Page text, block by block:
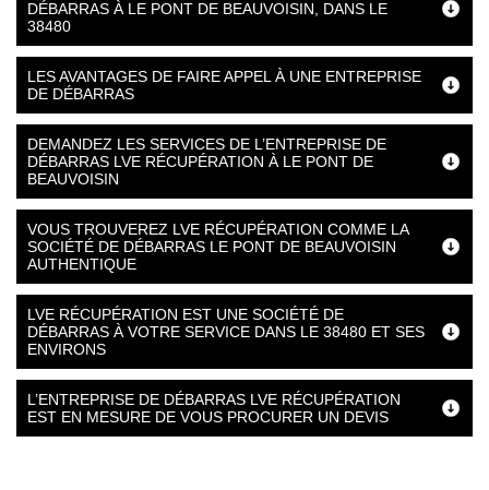
DÉBARRAS À LE PONT DE BEAUVOISIN, DANS LE
38480
LES AVANTAGES DE FAIRE APPEL À UNE ENTREPRISE
DE DÉBARRAS
DEMANDEZ LES SERVICES DE L’ENTREPRISE DE
DÉBARRAS LVE RÉCUPÉRATION À LE PONT DE
BEAUVOISIN
VOUS TROUVEREZ LVE RÉCUPÉRATION COMME LA
SOCIÉTÉ DE DÉBARRAS LE PONT DE BEAUVOISIN
AUTHENTIQUE
LVE RÉCUPÉRATION EST UNE SOCIÉTÉ DE
DÉBARRAS À VOTRE SERVICE DANS LE 38480 ET SES
ENVIRONS
L’ENTREPRISE DE DÉBARRAS LVE RÉCUPÉRATION
EST EN MESURE DE VOUS PROCURER UN DEVIS